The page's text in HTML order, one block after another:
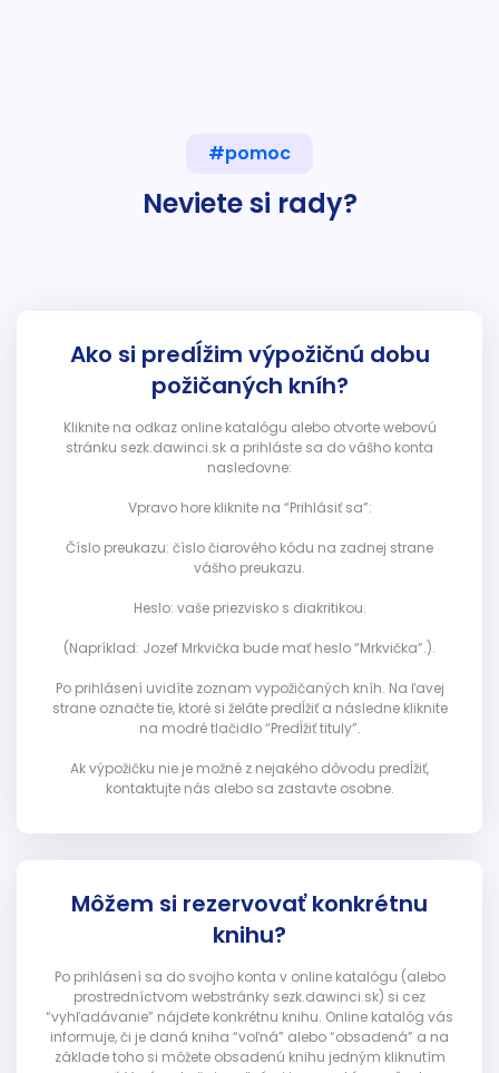
#pomoc
Neviete si rady?
Ako si predĺžim výpožičnú dobu
požičaných kníh?
Kliknite na odkaz online katalógu alebo otvorte webovú
stránku sezk.dawinci.sk a prihláste sa do vášho konta
nasledovne:
Vpravo hore kliknite na “Prihlásiť sa”:
Číslo preukazu: číslo čiarového kódu na zadnej strane
vášho preukazu.
Heslo: vaše priezvisko s diakritikou.
(Napríklad: Jozef Mrkvička bude mať heslo “Mrkvička”.).
Po prihlásení uvidíte zoznam vypožičaných kníh. Na ľavej
strane označte tie, ktoré si želáte predĺžiť a následne kliknite
na modré tlačidlo “Predĺžiť tituly”.
Ak výpožičku nie je možné z nejakého dôvodu predĺžiť,
kontaktujte nás alebo sa zastavte osobne.
Môžem si rezervovať konkrétnu
knihu?
Po prihlásení sa do svojho konta v online katalógu (alebo
prostredníctvom webstránky sezk.dawinci.sk) si cez
“vyhľadávanie” nájdete konkrétnu knihu. Online katalóg vás
informuje, či je daná kniha “voľná” alebo “obsadená” a na
základe toho si môžete obsadenú knihu jedným kliknutím